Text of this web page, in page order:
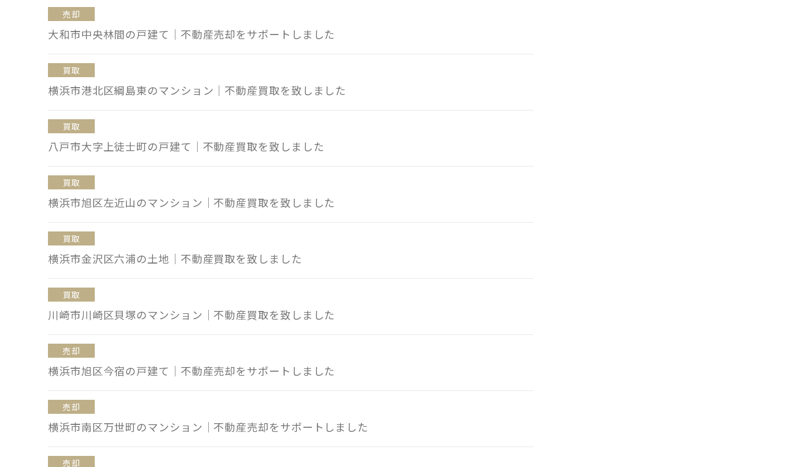
売却
大和市中央林間の戸建て｜不動産売却をサポートしました
買取
横浜市港北区綱島東のマンション｜不動産買取を致しました
買取
八戸市大字上徒士町の戸建て｜不動産買取を致しました
買取
横浜市旭区左近山のマンション｜不動産買取を致しました
買取
横浜市金沢区六浦の土地｜不動産買取を致しました
買取
川崎市川崎区貝塚のマンション｜不動産買取を致しました
売却
横浜市旭区今宿の戸建て｜不動産売却をサポートしました
売却
横浜市南区万世町のマンション｜不動産売却をサポートしました
売却